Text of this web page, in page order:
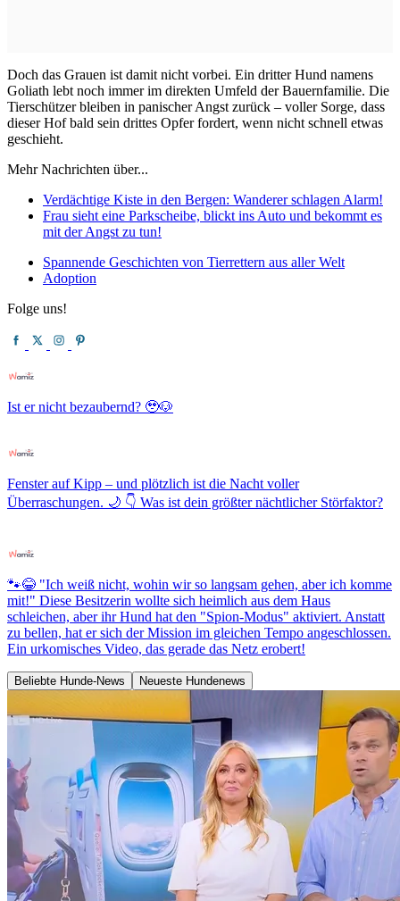
Doch das Grauen ist damit nicht vorbei. Ein dritter Hund namens
Goliath lebt noch immer im direkten Umfeld der Bauernfamilie. Die
Tierschützer bleiben in panischer Angst zurück – voller Sorge, dass
dieser Hof bald sein drittes Opfer fordert, wenn nicht schnell etwas
geschieht.
Mehr Nachrichten über...
Verdächtige Kiste in den Bergen: Wanderer schlagen Alarm!
Frau sieht eine Parkscheibe, blickt ins Auto und bekommt es
mit der Angst zu tun!
Spannende Geschichten von Tierrettern aus aller Welt
Adoption
Folge uns!
Ist er nicht bezaubernd? 🥹🐶
Fenster auf Kipp – und plötzlich ist die Nacht voller
Überraschungen. 🌙 👇 Was ist dein größter nächtlicher Störfaktor?
🐾😂 "Ich weiß nicht, wohin wir so langsam gehen, aber ich komme
mit!" Diese Besitzerin wollte sich heimlich aus dem Haus
schleichen, aber ihr Hund hat den "Spion-Modus" aktiviert. Anstatt
zu bellen, hat er sich der Mission im gleichen Tempo angeschlossen.
Ein urkomisches Video, das gerade das Netz erobert!
Beliebte Hunde-News Neueste Hundenews